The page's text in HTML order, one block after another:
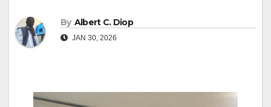
By Albert C. Diop
JAN 30, 2026